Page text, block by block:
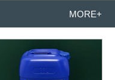
MORE+